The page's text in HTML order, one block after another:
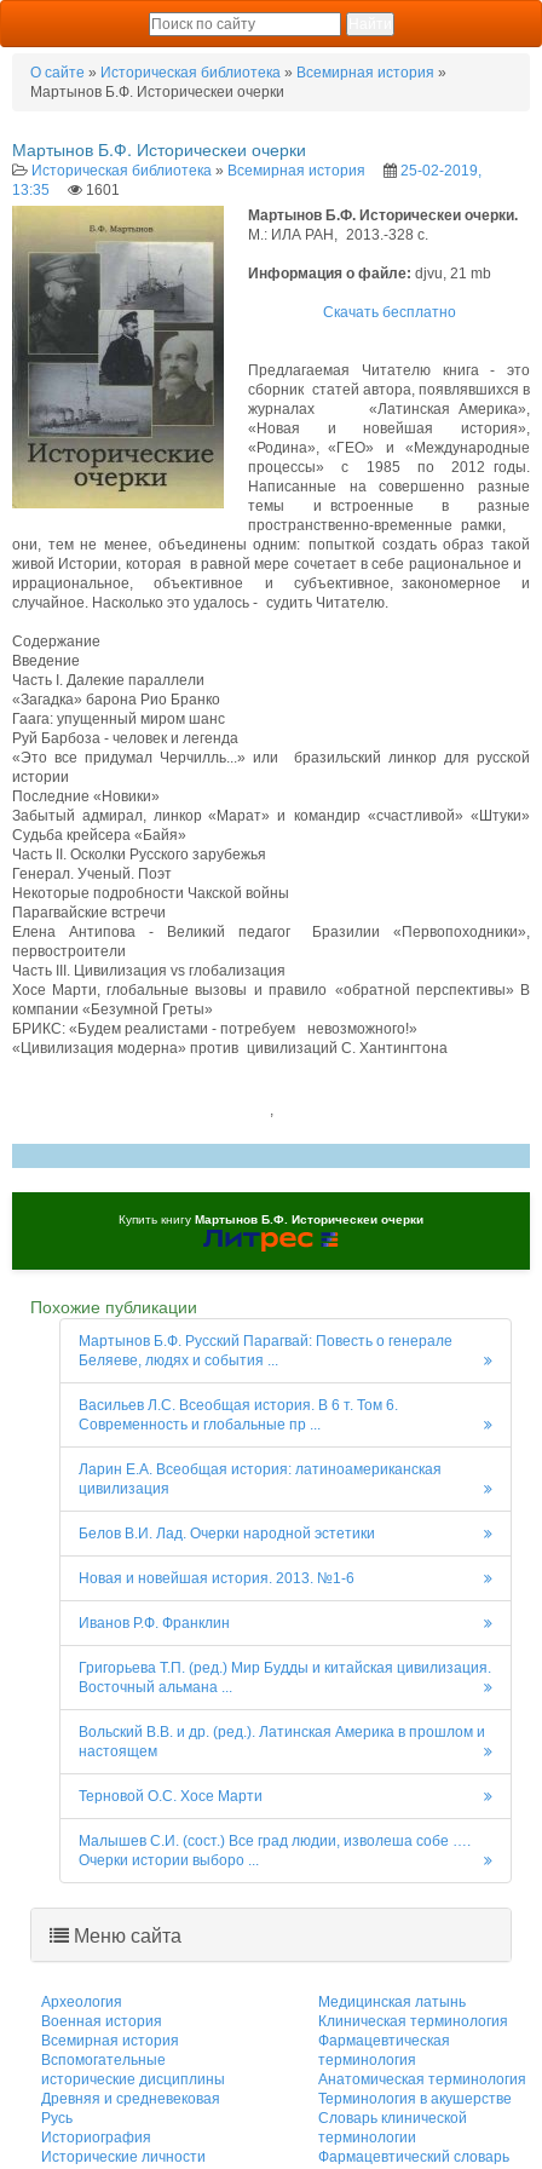
О сайте » Историческая библиотека » Всемирная история »
Мартынов Б.Ф. Историческеи очерки
Мартынов Б.Ф. Историческеи очерки
Историческая библиотека » Всемирная история
25-02-2019,
13:35
1601
Мартынов Б.Ф. Историческеи очерки.
М.: ИЛА РАН, 2013.-328 с.
Информация о файле: djvu, 21 mb
Скачать бесплатно
Предлагаемая Читателю книга - это
сборник статей автора, появлявшихся в
журналах «Латинская Америка»,
«Новая и новейшая история»,
«Родина», «ГЕО» и «Международные
процессы» с 1985 по 2012 годы.
Написанные на совершенно разные
темы и встроенные в разные
пространственно-временные рамки,
они, тем не менее, объединены одним: попыткой создать образ такой
живой Истории, которая в равной мере сочетает в себе рациональное и
иррациональное, объективное и субъективное, закономерное и
случайное. Насколько это удалось - судить Читателю.
Содержание
Введение
Часть I. Далекие параллели
«Загадка» барона Рио Бранко
Гаага: упущенный миром шанс
Руй Барбоза - человек и легенда
«Это все придумал Черчилль...» или бразильский линкор для русской
истории
Последние «Новики»
Забытый адмирал, линкор «Марат» и командир «счастливой» «Штуки»
Судьба крейсера «Байя»
Часть II. Осколки Русского зарубежья
Генерал. Ученый. Поэт
Некоторые подробности Чакской войны
Парагвайские встречи
Елена Антипова - Великий педагог Бразилии «Первопоходники»,
первостроители
Часть III. Цивилизация vs глобализация
Хосе Марти, глобальные вызовы и правило «обратной перспективы» В
компании «Безумной Греты»
БРИКС: «Будем реалистами - потребуем невозможного!»
«Цивилизация модерна» против цивилизаций С. Хантингтона
,
Купить книгу Мартынов Б.Ф. Историческеи очерки
Похожие публикации
Мартынов Б.Ф. Русский Парагвай: Повесть о генерале
Беляеве, людях и события ...
Васильев Л.С. Всеобщая история. В 6 т. Том 6.
Современность и глобальные пр ...
Ларин Е.А. Всеобщая история: латиноамериканская
цивилизация
Белов В.И. Лад. Очерки народной эстетики
Новая и новейшая история. 2013. №1-6
Иванов Р.Ф. Франклин
Григорьева Т.П. (ред.) Мир Будды и китайская цивилизация.
Восточный альмана ...
Вольский В.В. и др. (ред.). Латинская Америка в прошлом и
настоящем
Терновой О.С. Хосе Марти
Малышев С.И. (сост.) Все град людии, изволеша собе ….
Очерки истории выборо ...
Меню сайта
Археология
Военная история
Всемирная история
Вспомогательные
исторические дисциплины
Древняя и средневековая
Русь
Историография
Исторические личности
Медицинская латынь
Клиническая терминология
Фармацевтическая
терминология
Анатомическая терминология
Терминология в акушерстве
Словарь клинической
терминологии
Фармацевтический словарь